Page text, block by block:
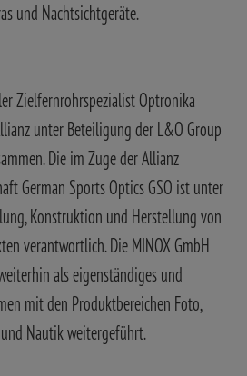
und Nachtsichtgeräte.
Zielfernrohrspezialist Optronika
unter Beteiligung der L&O Group
Die im Zuge der Allianz
German Sports Optics GSO ist unter
Konstruktion und Herstellung von
verantwortlich. Die MINOX GmbH
als eigenständiges und
mit den Produktbereichen Foto,
Nautik weitergeführt.